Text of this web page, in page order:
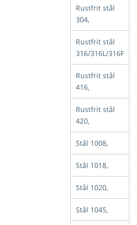
Rustfrit stål
304,
Rustfrit stål
316/316L/316F
Rustfrit stål
416,
Rustfrit stål
420,
Stål 1008,
Stål 1018,
Stål 1020,
Stål 1045,